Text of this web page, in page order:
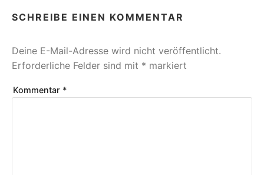
SCHREIBE EINEN KOMMENTAR
Deine E-Mail-Adresse wird nicht veröffentlicht.
Erforderliche Felder sind mit * markiert
Kommentar *